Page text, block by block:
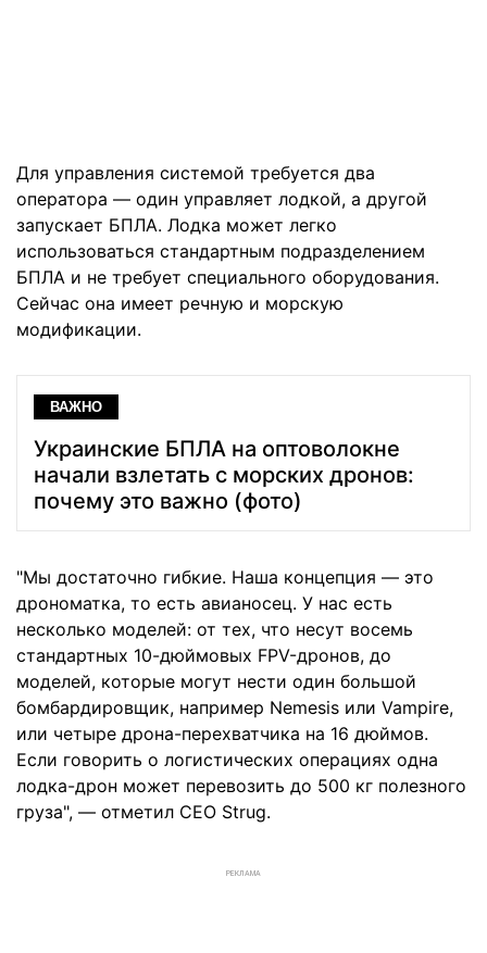
Для управления системой требуется два
оператора — один управляет лодкой, а другой
запускает БПЛА. Лодка может легко
использоваться стандартным подразделением
БПЛА и не требует специального оборудования.
Сейчас она имеет речную и морскую
модификации.
ВАЖНО
Украинские БПЛА на оптоволокне
начали взлетать с морских дронов:
почему это важно (фото)
"Мы достаточно гибкие. Наша концепция — это
дрономатка, то есть авианосец. У нас есть
несколько моделей: от тех, что несут восемь
стандартных 10-дюймовых FPV-дронов, до
моделей, которые могут нести один большой
бомбардировщик, например Nemesis или Vampire,
или четыре дрона-перехватчика на 16 дюймов.
Если говорить о логистических операциях одна
лодка-дрон может перевозить до 500 кг полезного
груза", — отметил CEO Strug.
РЕКЛАМА